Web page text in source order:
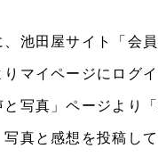
、池田屋サイト「会
マイページにログイ
と写真」ページより
真と感想を投稿して